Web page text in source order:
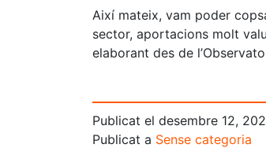
Així mateix, vam poder
sector, aportacions molt
elaborant des de
Publicat el desembre 12,
Publicat a Sense categoria